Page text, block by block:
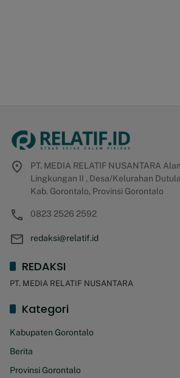
PT. MEDIA RELATIF NUSANTARA
Lingkungan II , Desa/Kelurahan
Kab. Gorontalo, Provinsi Gorontalo
0823 2526 2592
redaksi@relatif.id
REDAKSI
PT. MEDIA RELATIF NUSANTARA
Kategori
Kabupaten Gorontalo
Berita
Provinsi Gorontalo